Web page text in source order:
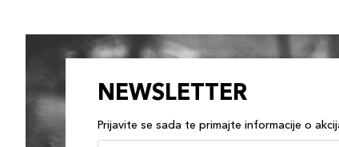
NEWSLETTER
Prijavite se sada te primajte informacije o